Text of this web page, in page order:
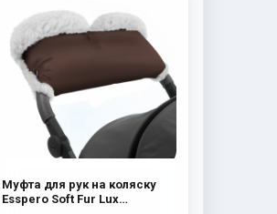
Муфта для рук на коляску
Esspero Soft Fur Lux